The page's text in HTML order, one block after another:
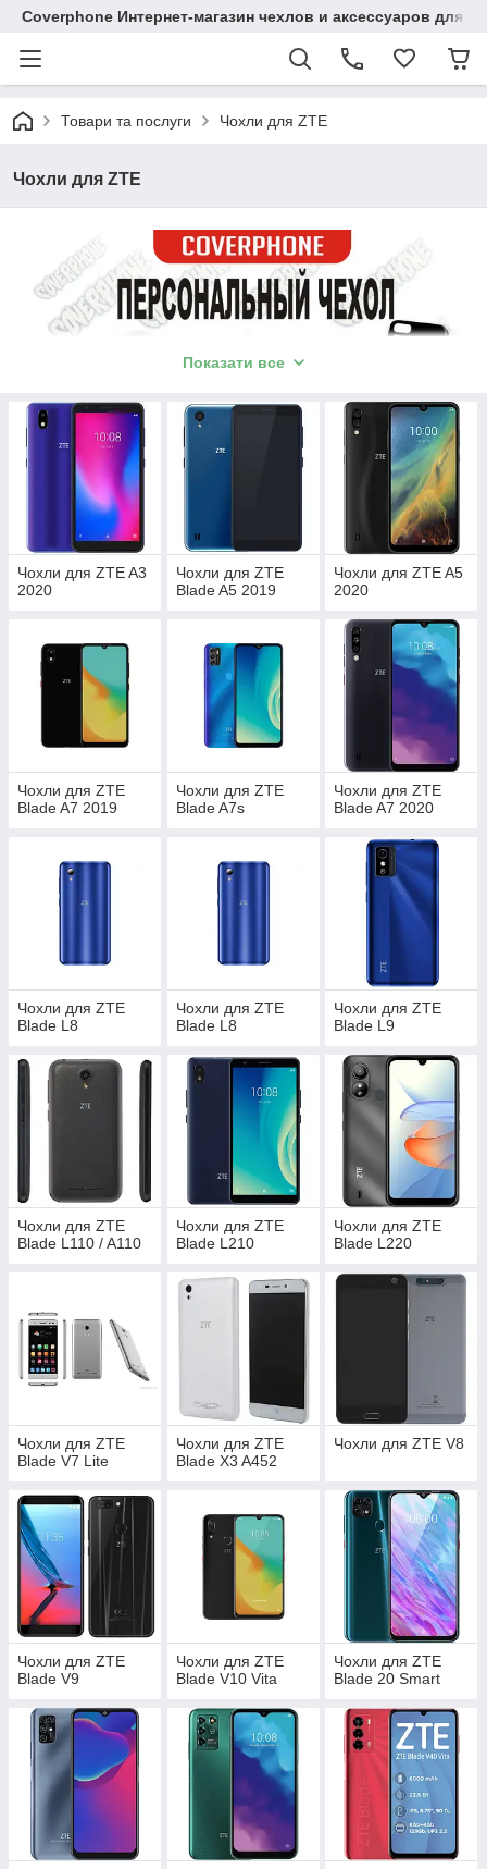
Coverphone Интернет-магазин чехлов и аксессуаров для
Товари та послуги Чохли для ZTE
Чохли для ZTE
Показати все
Чохли для ZTE A3
2020
Чохли для ZTE
Blade A5 2019
Чохли для ZTE A5
2020
Чохли для ZTE
Blade A7 2019
Чохли для ZTE
Blade A7s
Чохли для ZTE
Blade A7 2020
Чохли для ZTE
Blade L8
Чохли для ZTE
Blade L8
Чохли для ZTE
Blade L9
Чохли для ZTE
Blade L110 / A110
Чохли для ZTE
Blade L210
Чохли для ZTE
Blade L220
Чохли для ZTE
Blade V7 Lite
Чохли для ZTE
Blade X3 A452
Чохли для ZTE V8
Чохли для ZTE
Blade V9
Чохли для ZTE
Blade V10 Vita
Чохли для ZTE
Blade 20 Smart